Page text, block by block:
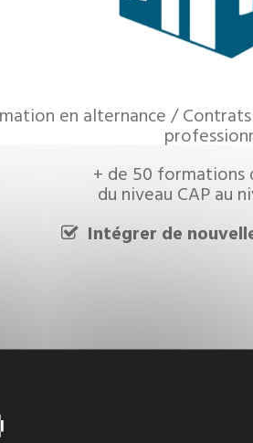
en alternance /
+ de 50 formations
du niveau CAP au
Intégrer de
plus qu'un organisme
domaines d'expertises
,